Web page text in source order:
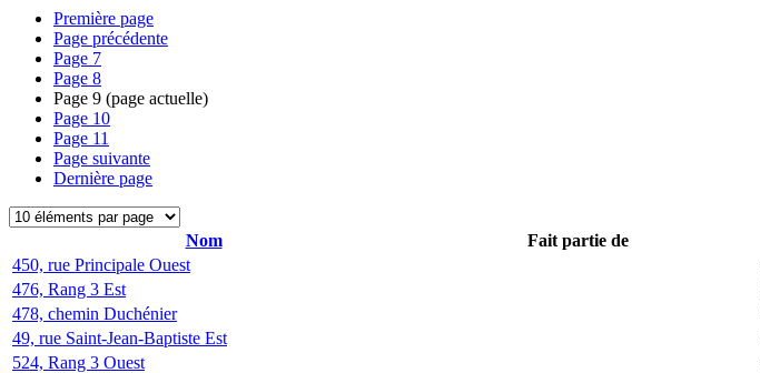
Première page
Page précédente
Page 7
Page 8
Page 9 (page actuelle)
Page 10
Page 11
Page suivante
Dernière page
Nom Fait partie de
450, rue Principale Ouest
476, Rang 3 Est
478, chemin Duchénier
49, rue Saint-Jean-Baptiste Est
524, Rang 3 Ouest